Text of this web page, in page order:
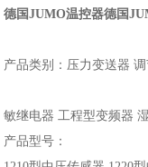
德国JUMO温控器德国
产品类别：压力变送器
敏继电器 工程型变频器
产品型号：